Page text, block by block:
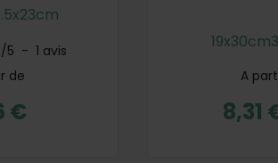
/5 - 1 avis
de
€
19x30cm
A
8,31